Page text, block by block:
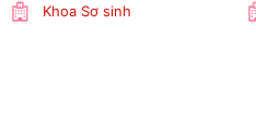
Khoa Sơ sinh